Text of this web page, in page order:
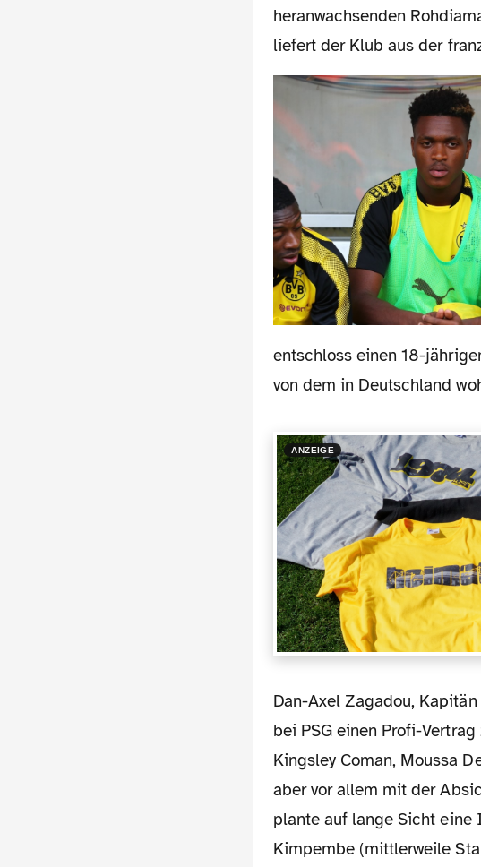
heranwachsenden
liefert der Klub aus der
entschloss einen 18-
von dem in Deutschland
ANZEIGE
Dan-Axel Zagadou, Kapitän der französischen U19-Nationalmannschaft, weigerte sich
bei PSG einen Profi-
Kingsley Coman, Moussa
aber vor allem mit der
plante auf lange Sicht eine
Kimpembe (mittlerweile